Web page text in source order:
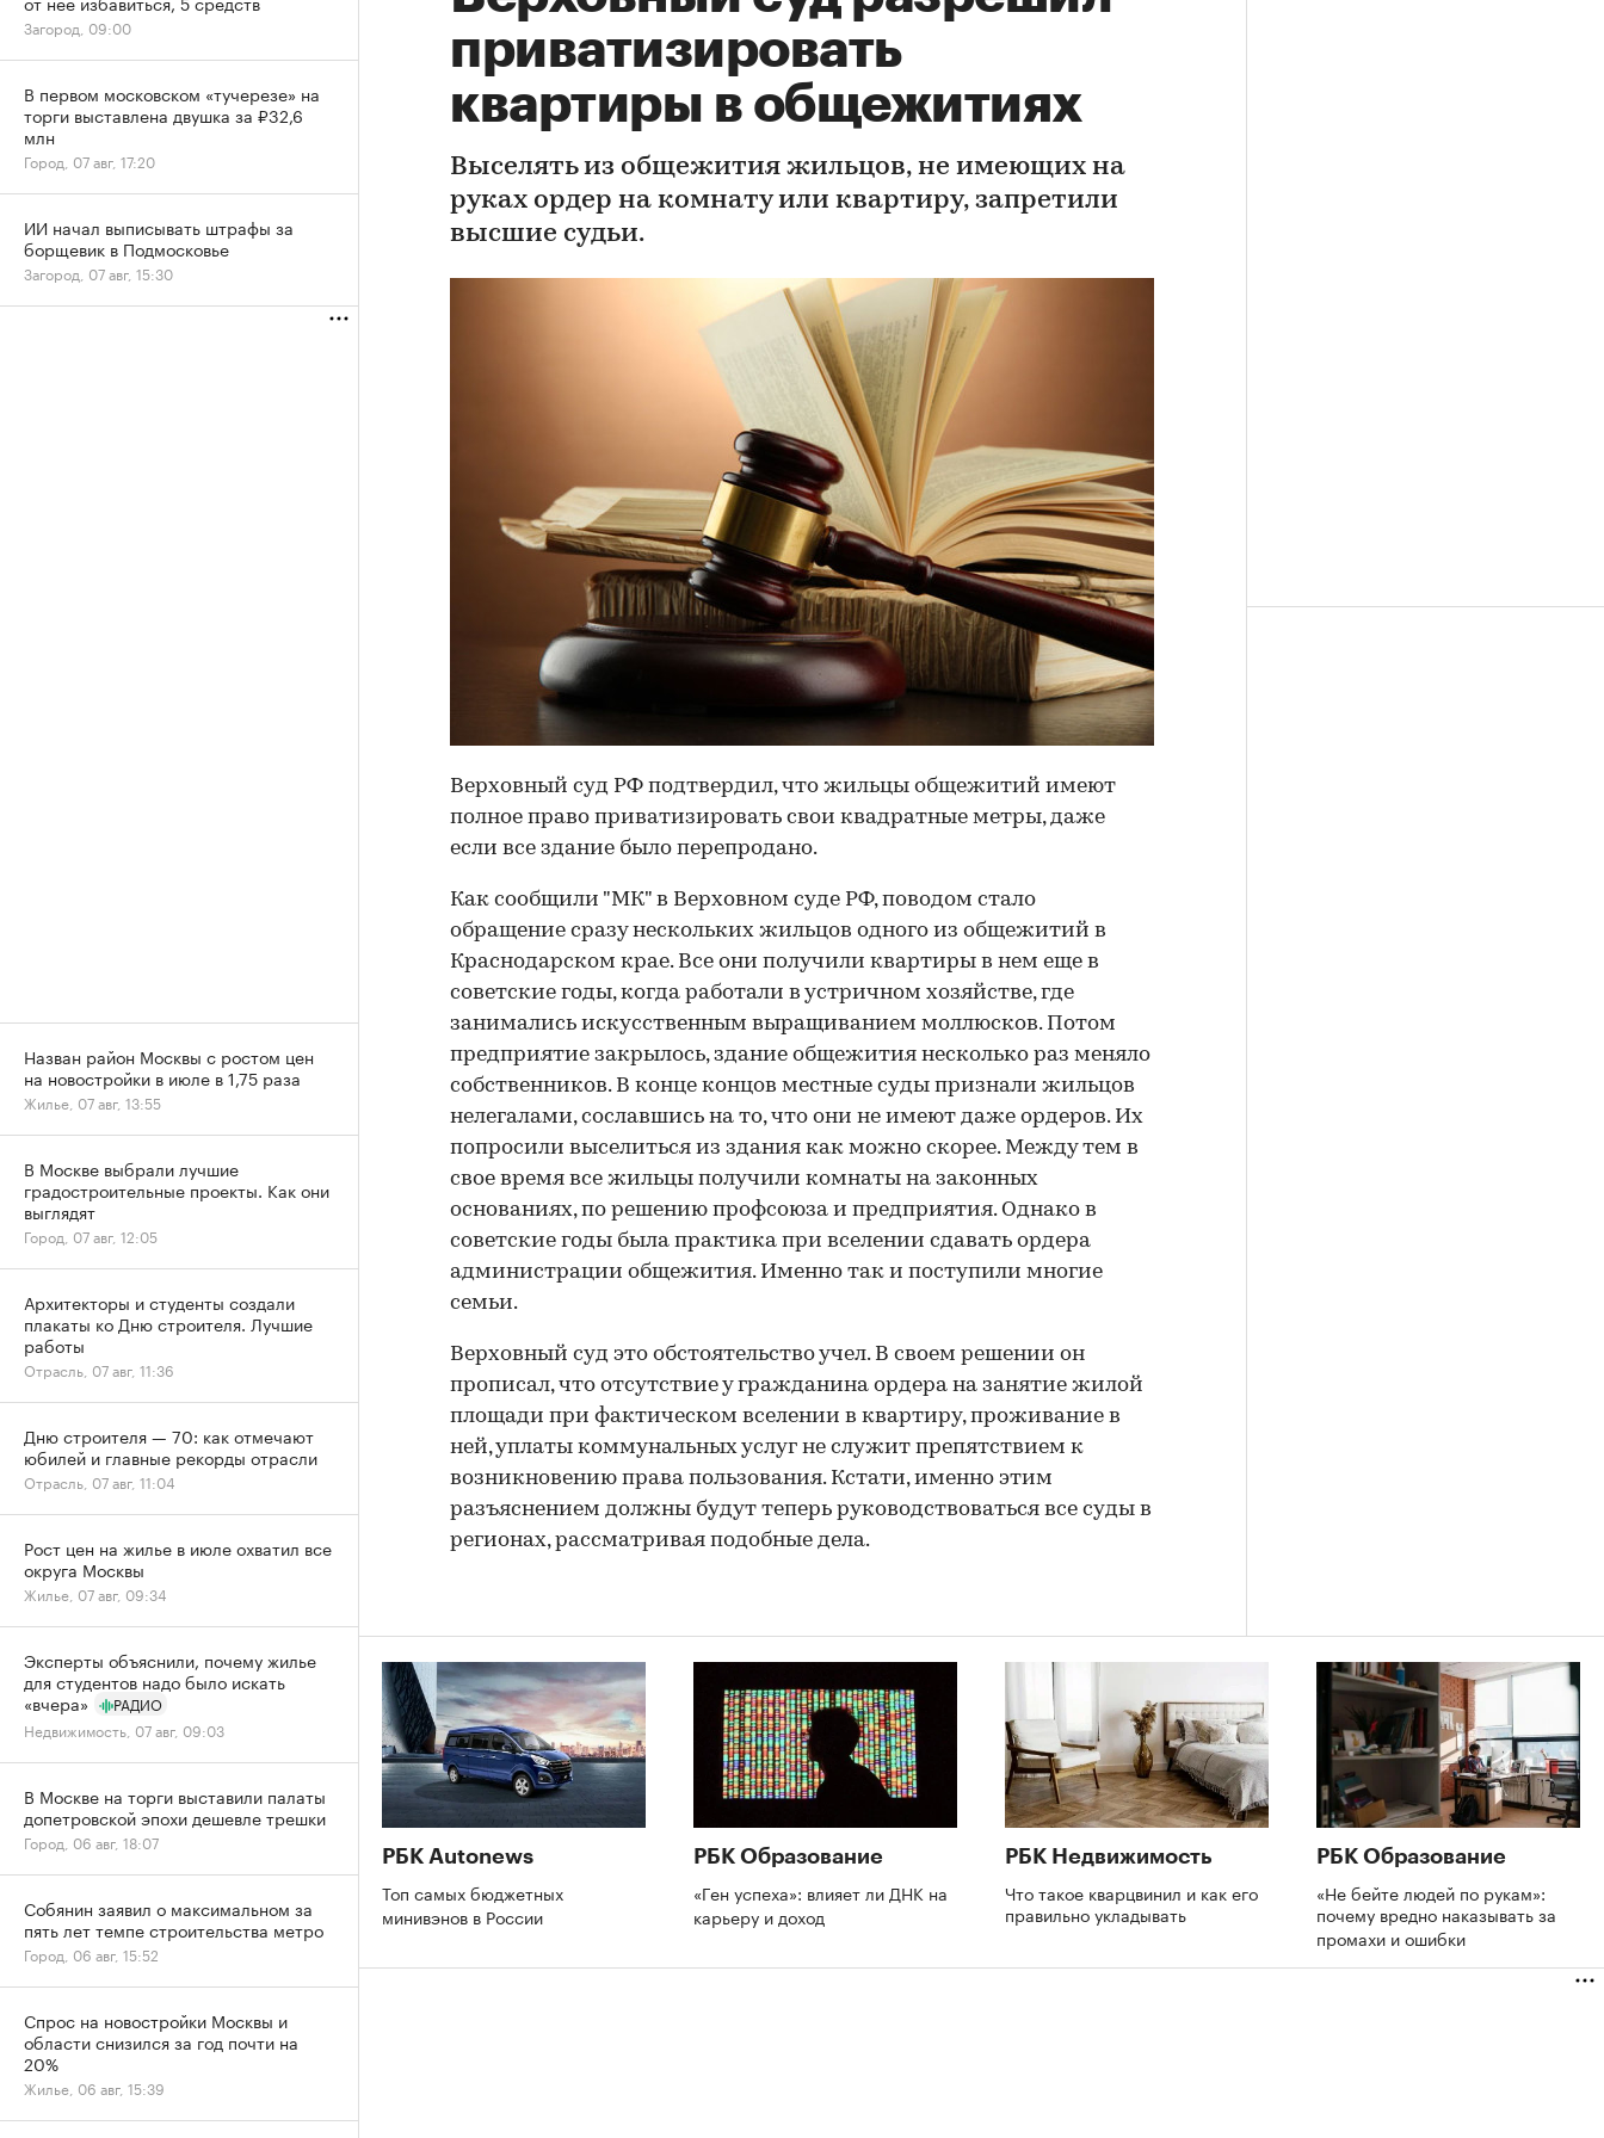
приватизировать
квартиры в общежитиях
Выселять из общежития жильцов, не имеющих на
руках ордер на комнату или квартиру, запретили
высшие судьи.
Верховный суд РФ подтвердил, что жильцы общежитий имеют
полное право приватизировать свои квадратные метры, даже
если все здание было перепродано.
Как сообщили "МК" в Верховном суде РФ, поводом стало
обращение сразу нескольких жильцов одного из общежитий в
Краснодарском крае. Все они получили квартиры в нем еще в
советские годы, когда работали в устричном хозяйстве, где
занимались искусственным выращиванием моллюсков. Потом
предприятие закрылось, здание общежития несколько раз меняло
собственников. В конце концов местные суды признали жильцов
нелегалами, сославшись на то, что они не имеют даже ордеров. Их
попросили выселиться из здания как можно скорее. Между тем в
свое время все жильцы получили комнаты на законных
основаниях, по решению профсоюза и предприятия. Однако в
советские годы была практика при вселении сдавать ордера
администрации общежития. Именно так и поступили многие
семьи.
Верховный суд это обстоятельство учел. В своем решении он
прописал, что отсутствие у гражданина ордера на занятие жилой
площади при фактическом вселении в квартиру, проживание в
ней, уплаты коммунальных услуг не служит препятствием к
возникновению права пользования. Кстати, именно этим
разъяснением должны будут теперь руководствоваться все суды в
регионах, рассматривая подобные дела.
РБК Autonews
Топ самых бюджетных
минивэнов в России
РБК Образование
«Ген успеха»: влияет ли ДНК на
карьеру и доход
РБК Недвижимость
Что такое кварцвинил и как его
правильно укладывать
РБК Образование
«Не бейте людей по рукам»:
почему вредно наказывать за
промахи и ошибки
Загород, 09:00
В первом московском «тучерезе» на
торги выставлена двушка за ₽32,6
млн
Город, 07 авг, 17:20
ИИ начал выписывать штрафы за
борщевик в Подмосковье
Загород, 07 авг, 15:30
Назван район Москвы с ростом цен
на новостройки в июле в 1,75 раза
Жилье, 07 авг, 13:55
В Москве выбрали лучшие
градостроительные проекты. Как они
выглядят
Город, 07 авг, 12:05
Архитекторы и студенты создали
плакаты ко Дню строителя. Лучшие
работы
Отрасль, 07 авг, 11:36
Дню строителя — 70: как отмечают
юбилей и главные рекорды отрасли
Отрасль, 07 авг, 11:04
Рост цен на жилье в июле охватил все
округа Москвы
Жилье, 07 авг, 09:34
Эксперты объяснили, почему жилье
для студентов надо было искать
«вчера»
РАДИО
Недвижимость, 07 авг, 09:03
В Москве на торги выставили палаты
допетровской эпохи дешевле трешки
Город, 06 авг, 18:07
Собянин заявил о максимальном за
пять лет темпе строительства метро
Город, 06 авг, 15:52
Спрос на новостройки Москвы и
области снизился за год почти на
20%
Жилье, 06 авг, 15:39